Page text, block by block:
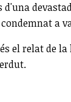
d'una
a
el relat de